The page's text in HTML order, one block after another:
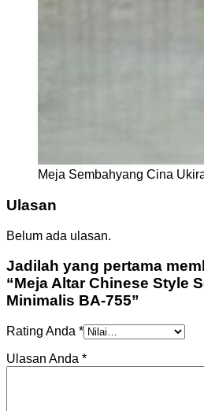
Meja Sembahyang Cina
Ulasan
Belum ada ulasan.
Jadilah yang pertama
“Meja Altar Chinese Style
Minimalis BA-755”
Rating Anda *
Ulasan Anda *